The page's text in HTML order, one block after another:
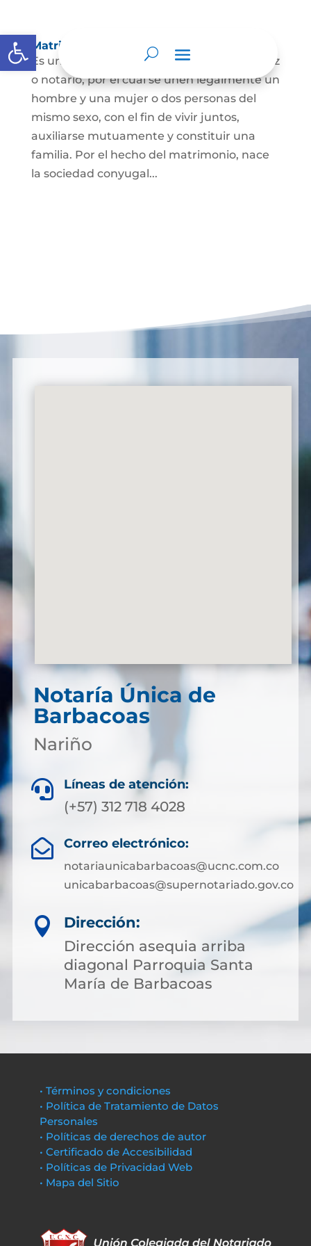
Abrir barra de herramientas
Matrimonio Civil
Es un contrato solemne celebrado ante juez
o notario, por el cual se unen legalmente un
hombre y una mujer o dos personas del
mismo sexo, con el fin de vivir juntos,
auxiliarse mutuamente y constituir una
familia. Por el hecho del matrimonio, nace
la sociedad conyugal...
Notaría Única de
Barbacoas
Nariño
 Líneas de atención:
(+57) 312 718 4028
 Correo electrónico:
notariaunicabarbacoas@ucnc.com.co
unicabarbacoas@supernotariado.gov.co

Dirección:
Dirección asequia arriba
diagonal Parroquia Santa
María de Barbacoas
• Términos y condiciones
• Política de Tratamiento de Datos
Personales
• Políticas de derechos de autor
• Certificado de Accesibilidad
• Políticas de Privacidad Web
• Mapa del Sitio